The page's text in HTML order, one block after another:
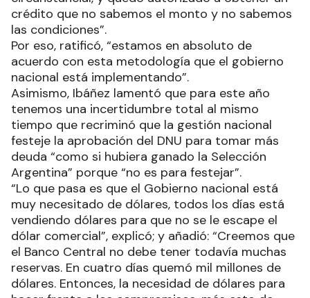
crédito que no sabemos el monto y no sabemos
las condiciones”.
Por eso, ratificó, “estamos en absoluto de
acuerdo con esta metodología que el gobierno
nacional está implementando”.
Asimismo, Ibáñez lamentó que para este año
tenemos una incertidumbre total al mismo
tiempo que recriminó que la gestión nacional
festeje la aprobación del DNU para tomar más
deuda “como si hubiera ganado la Selección
Argentina” porque “no es para festejar”.
“Lo que pasa es que el Gobierno nacional está
muy necesitado de dólares, todos los días está
vendiendo dólares para que no se le escape el
dólar comercial”, explicó; y añadió: “Creemos que
el Banco Central no debe tener todavía muchas
reservas. En cuatro días quemó mil millones de
dólares. Entonces, la necesidad de dólares para